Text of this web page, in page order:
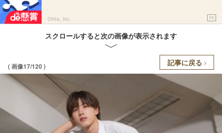
Ohte, Inc. PR
スクロールすると次の画像が表示されます
( 画像17/120 ) 記事に戻る